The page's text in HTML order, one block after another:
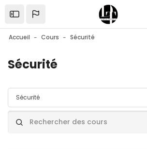
Afficher la barre latérale
Accueil Cours Sécurité
Sécurité
Catégories de cours
Rechercher des cours